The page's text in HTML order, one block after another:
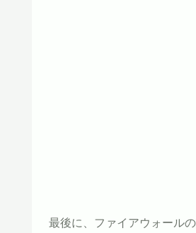
最後に、ファイアウォール